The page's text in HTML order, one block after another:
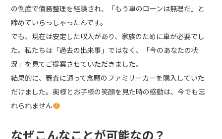
の倒産で債務整理を経験され、「もう車のローンは無理だ」と
諦めていらっしゃったんです。
でも、現在は安定した収入があり、家族のために車が必要でし
た。私たちは「過去の出来事」ではなく、「今のあなたの状
況」を見てご提案させていただきました。
結果的に、審査に通って念願のファミリーカーを購入していた
だけました。奥様とお子様の笑顔を見た時の感動は、今でも忘
れられません
なぜこんなことが可能なの？